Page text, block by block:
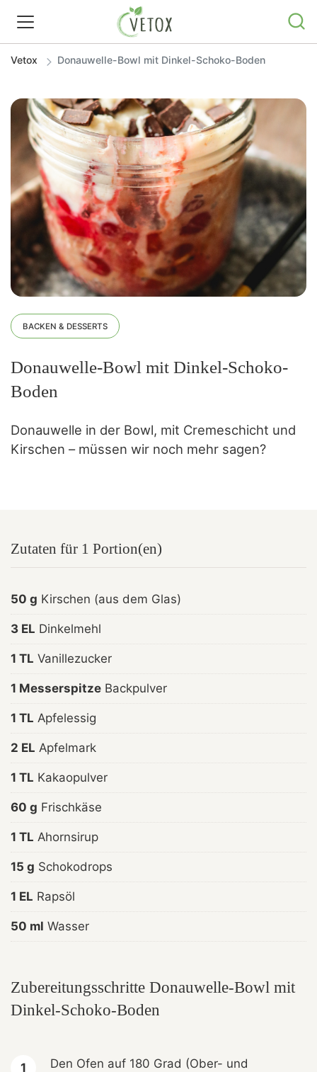
REZEPTWELT
WISSEN
SHOP
GRATIS ERNÄHRUNGSTIPPS
Vetox Donauwelle-Bowl mit Dinkel-Schoko-Boden
BACKEN & DESSERTS
Donauwelle-Bowl mit Dinkel-Schoko-
Boden
Donauwelle in der Bowl, mit Cremeschicht und
Kirschen – müssen wir noch mehr sagen?
Zutaten für 1 Portion(en)
50 g Kirschen (aus dem Glas)
3 EL Dinkelmehl
1 TL Vanillezucker
1 Messerspitze Backpulver
1 TL Apfelessig
2 EL Apfelmark
1 TL Kakaopulver
60 g Frischkäse
1 TL Ahornsirup
15 g Schokodrops
1 EL Rapsöl
50 ml Wasser
Zubereitungsschritte Donauwelle-Bowl mit
Dinkel-Schoko-Boden
Den Ofen auf 180 Grad (Ober- und